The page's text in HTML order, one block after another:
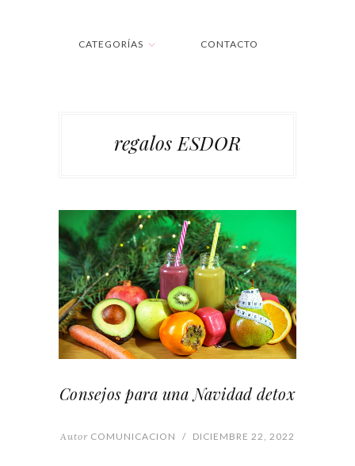
CATEGORÍAS CONTACTO
regalos ESDOR
Consejos para una Navidad detox
Autor COMUNICACION / DICIEMBRE 22, 2022